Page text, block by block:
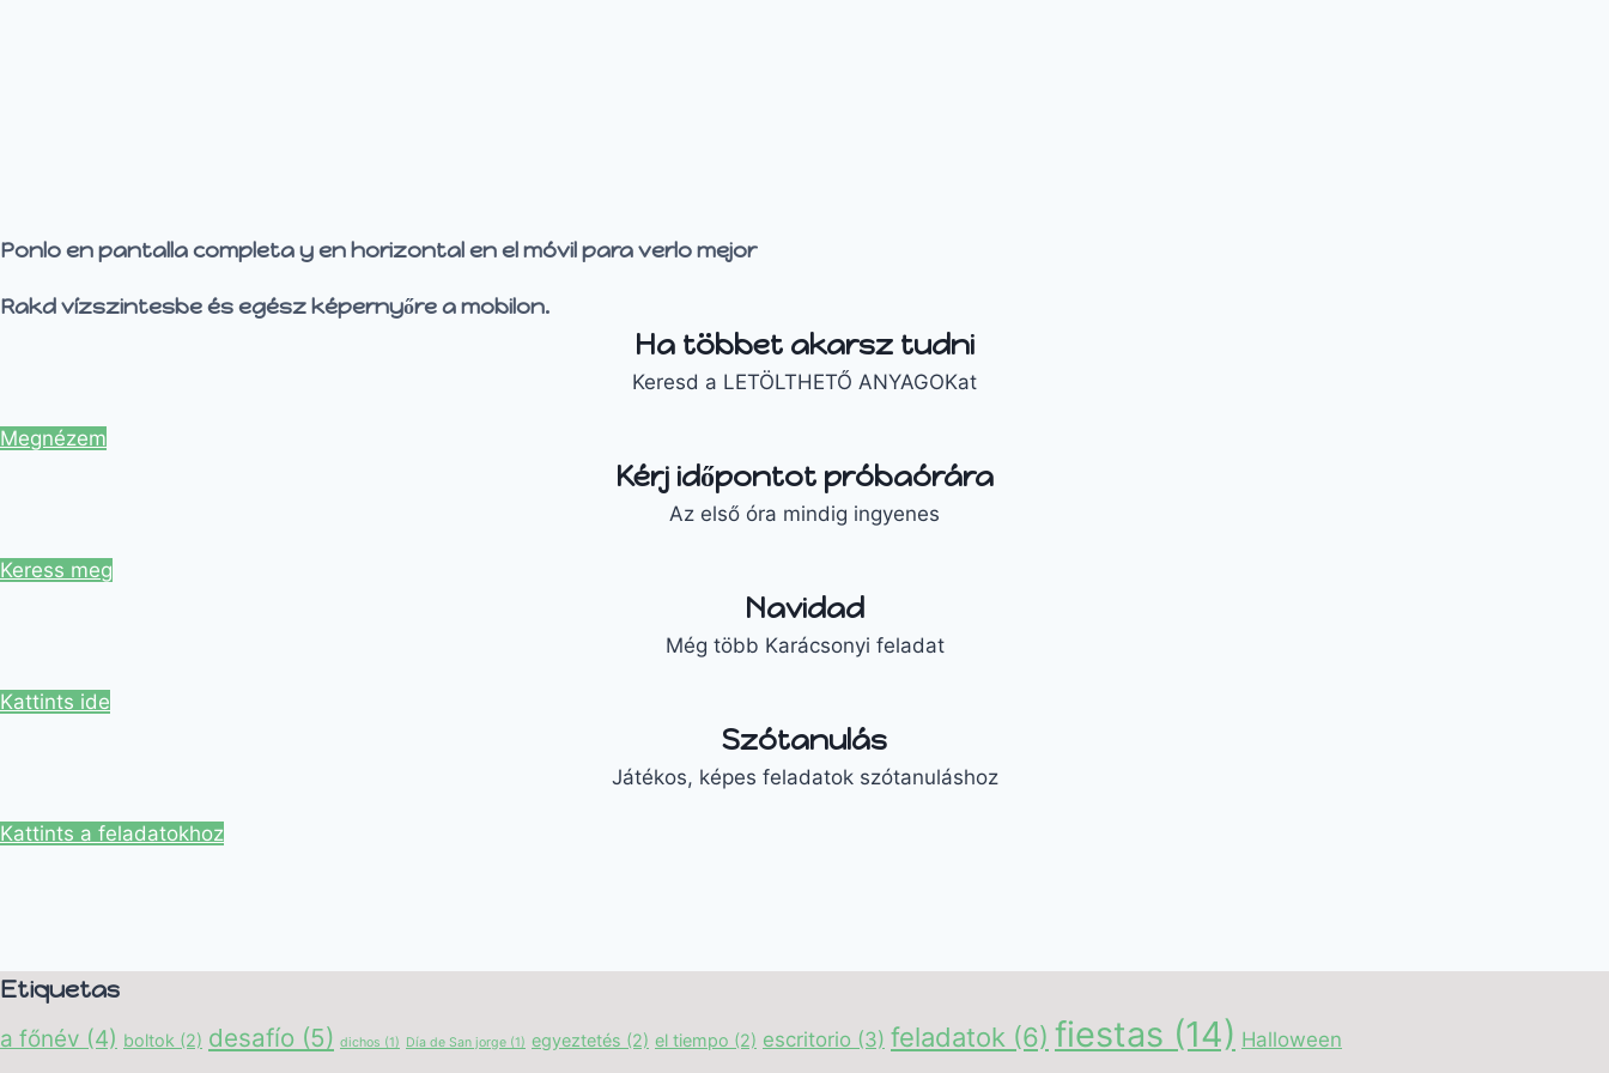
Ponlo en pantalla completa y en horizontal en el móvil para verlo mejor
Rakd vízszintesbe és egész képernyőre a mobilon.
Ha többet akarsz tudni
Keresd a LETÖLTHETŐ ANYAGOKat
Megnézem
Kérj időpontot próbaórára
Az első óra mindig ingyenes
Keress meg
Navidad
Még több Karácsonyi feladat
Kattints ide
Szótanulás
Játékos, képes feladatok szótanuláshoz
Kattints a feladatokhoz
Etiquetas
a főnév (4) boltok (2) desafío (5) dichos (1) Día de San jorge (1) egyeztetés (2) el tiempo (2) escritorio (3) feladatok (6) fiestas (14) Halloween